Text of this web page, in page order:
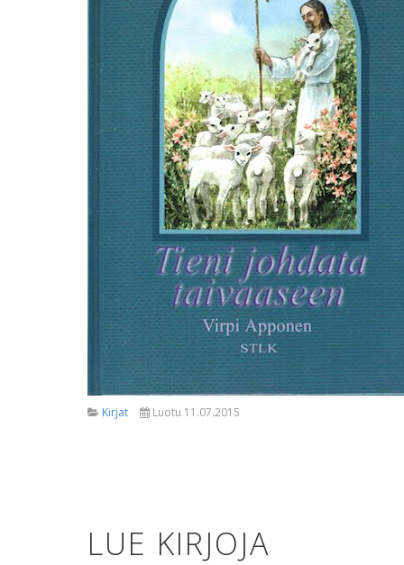
Kirjat Luotu 11.07.2015
LUE KIRJOJA